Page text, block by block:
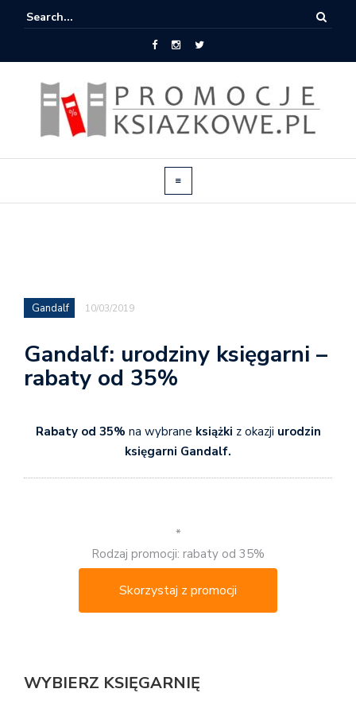
Gandalf 10/03/2019
Gandalf: urodziny księgarni –
rabaty od 35%
Rabaty od 35% na wybrane książki z okazji urodzin
księgarni Gandalf.
*
Rodzaj promocji: rabaty od 35%
Skorzystaj z promocji
WYBIERZ KSIĘGARNIĘ